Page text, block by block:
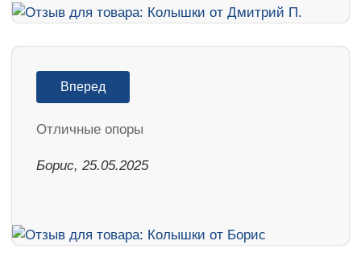
Вперед
Отличные опоры
Борис, 25.05.2025